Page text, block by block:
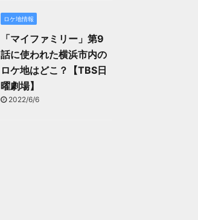
ロケ地情報
「マイファミリー」第9
話に使われた横浜市内の
ロケ地はどこ？【TBS日
曜劇場】
2022/6/6